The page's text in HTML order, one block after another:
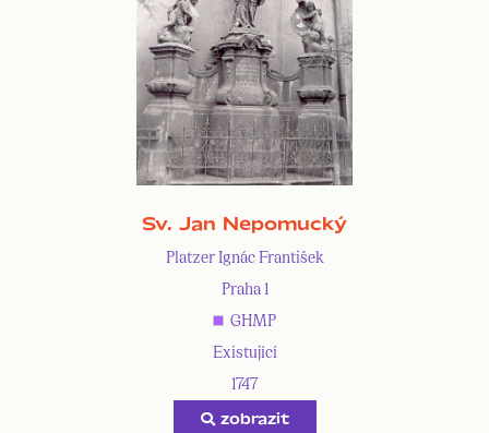
Sv. Jan Nepomucký
Platzer Ignác František
Praha 1
GHMP
Existující
1747
zobrazit